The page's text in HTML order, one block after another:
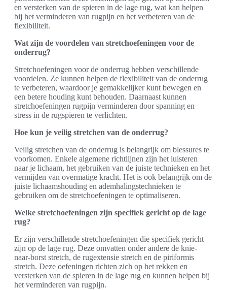
en versterken van de spieren in de lage rug, wat kan helpen
bij het verminderen van rugpijn en het verbeteren van de
flexibiliteit.
Wat zijn de voordelen van stretchoefeningen voor de
onderrug?
Stretchoefeningen voor de onderrug hebben verschillende
voordelen. Ze kunnen helpen de flexibiliteit van de onderrug
te verbeteren, waardoor je gemakkelijker kunt bewegen en
een betere houding kunt behouden. Daarnaast kunnen
stretchoefeningen rugpijn verminderen door spanning en
stress in de rugspieren te verlichten.
Hoe kun je veilig stretchen van de onderrug?
Veilig stretchen van de onderrug is belangrijk om blessures te
voorkomen. Enkele algemene richtlijnen zijn het luisteren
naar je lichaam, het gebruiken van de juiste technieken en het
vermijden van overmatige kracht. Het is ook belangrijk om de
juiste lichaamshouding en ademhalingstechnieken te
gebruiken om de stretchoefeningen te optimaliseren.
Welke stretchoefeningen zijn specifiek gericht op de lage
rug?
Er zijn verschillende stretchoefeningen die specifiek gericht
zijn op de lage rug. Deze omvatten onder andere de knie-
naar-borst stretch, de rugextensie stretch en de piriformis
stretch. Deze oefeningen richten zich op het rekken en
versterken van de spieren in de lage rug en kunnen helpen bij
het verminderen van rugpijn.